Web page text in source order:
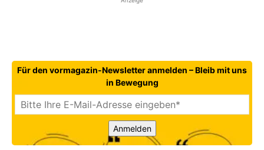
Für den vormagazin-Newsletter anmelden – Bleib mit uns
in Bewegung
Anmelden